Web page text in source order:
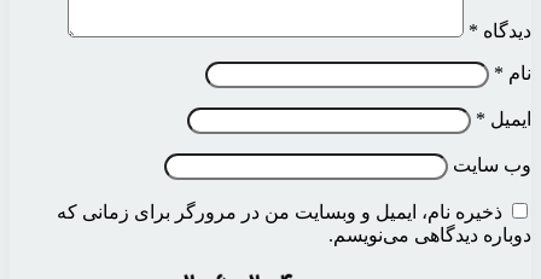
دیدگاه *
نام *
ایمیل *
وب‌ سایت
ذخیره نام، ایمیل و وبسایت من در مرورگر برای زمانی که
دوباره دیدگاهی می‌نویسم.